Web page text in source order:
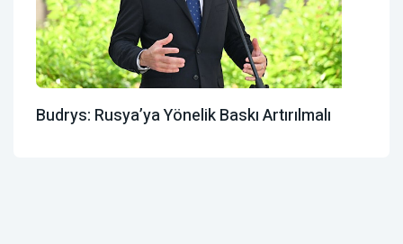
Budrys: Rusya’ya Yönelik Baskı Artırılmalı